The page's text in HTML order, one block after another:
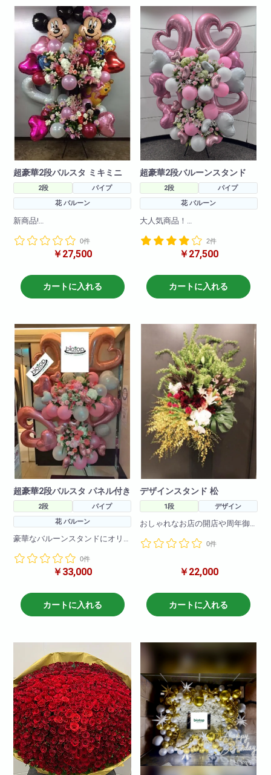
超豪華2段バルスタ ミキミニ
2段
パイプ
花 バルーン
新商品!
段！!様々なキャラクターバルー
ンを使ってかわいらしくお作り
キャラクターや色目をお伝えい
ただければそのように作成させ
ていただきます!(在庫がない場合
れがないように仕入れはしてお
りますので、当日お急ぎの場合
でも一度お問い合わせ下さいま
せ!)
0件
￥27,500
カートに入れる
超豪華2段バルーンスタンド
2段
パイプ
花 バルーン
大人気商品！
いなし！
豪華なバルーンスタンドで作成
バルーンの色の調整も可能です
のでお問い合わせください。
2件
￥27,500
カートに入れる
超豪華2段バルスタ パネル付き
2段
パイプ
花 バルーン
豪華なバルーンスタンドにオリ
けできる
ボリューム満点なフラワースタ
お色の調整も可能ですのでお問
い合わせください。
0件
￥33,000
カートに入れる
デザインスタンド 松
1段 デザイン
おしゃれなお店の開店や周年御
いただけます!
華でおしゃれなスタンド花にな
っております!
用する花材はお任せになりま
す。ボリュームや花数は変わり
0件
￥22,000
カートに入れる